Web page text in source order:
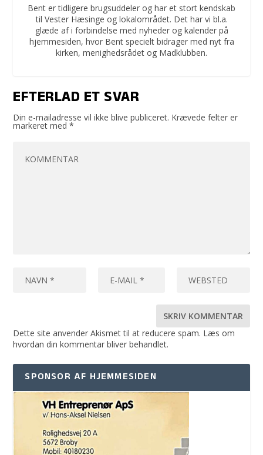
Bent er tidligere brugsuddeler og har et stort kendskab
til Vester Hæsinge og lokalområdet. Det har vi bl.a.
glæde af i forbindelse med nyheder og kalender på
hjemmesiden, hvor Bent specielt bidrager med nyt fra
kirken, menighedsrådet og Madklubben.
EFTERLAD ET SVAR
Din e-mailadresse vil ikke blive publiceret. Krævede felter er
markeret med*
Dette site anvender Akismet til at reducere spam. Læs om
hvordan din kommentar bliver behandlet.
SPONSOR AF HJEMMESIDEN